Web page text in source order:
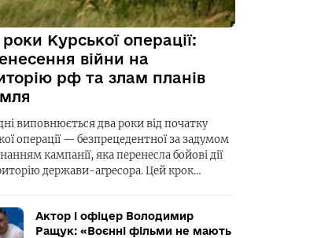
Курської операції:
війни на
рф та злам планів
виповнюється два роки від початку
операції — безпрецедентної за задумом
кампанії, яка перенесла бойові дії
держави-агресора. Цей крок…
Актор і офіцер Володимир
Ращук: «Воєнні фільми не мають